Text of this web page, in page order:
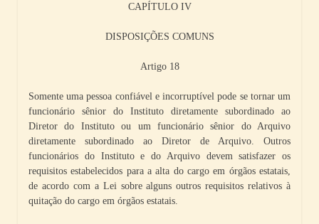
CAPÍTULO IV
DISPOSIÇÕES COMUNS
Artigo 18
Somente uma pessoa confiável e incorruptível pode se tornar um
funcionário sênior do Instituto diretamente subordinado ao
Diretor do Instituto ou um funcionário sênior do Arquivo
diretamente subordinado ao Diretor de Arquivo. Outros
funcionários do Instituto e do Arquivo devem satisfazer os
requisitos estabelecidos para a alta do cargo em órgãos estatais,
de acordo com a Lei sobre alguns outros requisitos relativos à
quitação do cargo em órgãos estatais.